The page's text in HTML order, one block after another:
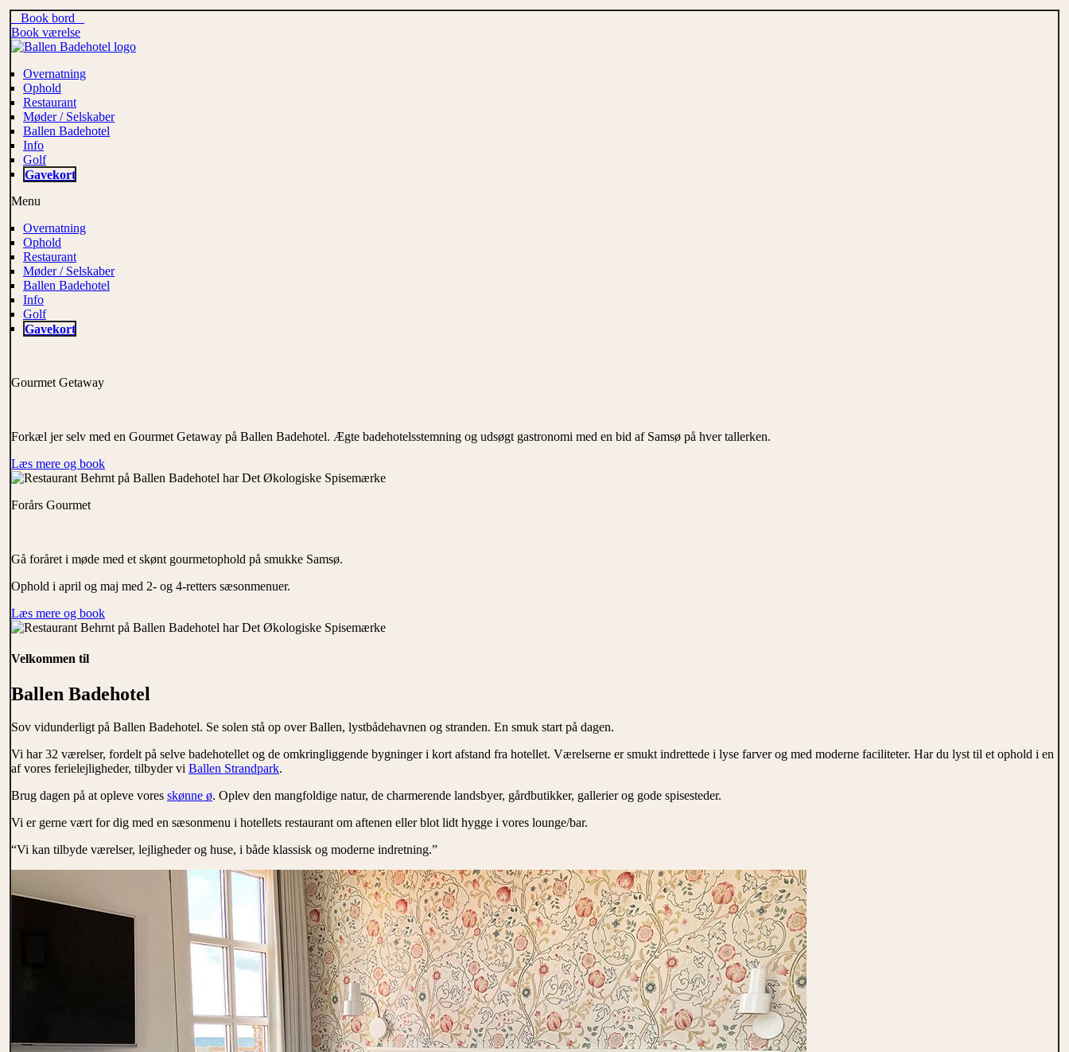
Book bord
Book værelse
Overnatning
Ophold
Restaurant
Møder / Selskaber
Ballen Badehotel
Info
Golf
Gavekort
Menu
Overnatning
Ophold
Restaurant
Møder / Selskaber
Ballen Badehotel
Info
Golf
Gavekort
Gourmet Getaway
Forkæl jer selv med en Gourmet Getaway på Ballen Badehotel. Ægte badehotelsstemning og udsøgt gastronomi med en bid af Samsø på hver tallerken.
Læs mere og book
Forårs Gourmet
Gå foråret i møde med et skønt gourmetophold på smukke Samsø.
Ophold i april og maj med 2- og 4-retters sæsonmenuer.
Læs mere og book
Velkommen til
Ballen Badehotel
Sov vidunderligt på Ballen Badehotel. Se solen stå op over Ballen, lystbådehavnen og stranden. En smuk start på dagen.
Vi har 32 værelser, fordelt på selve badehotellet og de omkringliggende bygninger i kort afstand fra hotellet. Værelserne er smukt indrettede i lyse farver og med moderne faciliteter. Har du lyst til et ophold i en
af vores ferielejligheder, tilbyder vi Ballen Strandpark.
Brug dagen på at opleve vores skønne ø. Oplev den mangfoldige natur, de charmerende landsbyer, gårdbutikker, gallerier og gode spisesteder.
Vi er gerne vært for dig med en sæsonmenu i hotellets restaurant om aftenen eller blot lidt hygge i vores lounge/bar.
“Vi kan tilbyde værelser, lejligheder og huse, i både klassisk og moderne indretning.”